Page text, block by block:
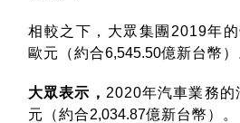
相較之下，大眾集團 2019年
歐元（約合6,545.50億新台幣）
大眾表示， 2020年汽車業務的
元（約合2,034.87億新台幣）。